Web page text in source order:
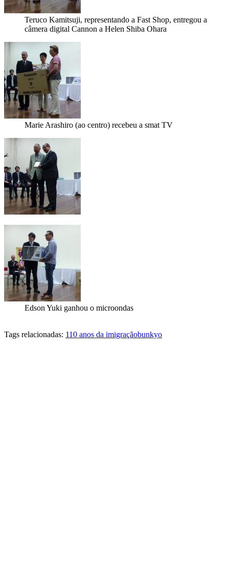
Teruco Kamitsuji, representando a Fast Shop, entregou a
câmera digital Cannon a Helen Shiba Ohara
Marie Arashiro (ao centro) recebeu a smat TV
Edson Yuki ganhou o microondas
Tags relacionadas: 110 anos da imigraçãobunkyo